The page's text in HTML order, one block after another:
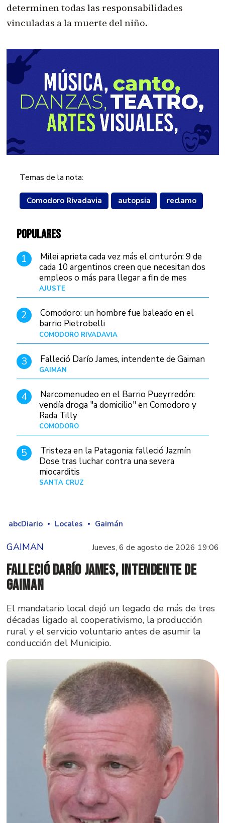
determinen todas las responsabilidades
vinculadas a la muerte del niño.
Temas de la nota:
Comodoro Rivadavia autopsia reclamo
POPULARES
1
Milei aprieta cada vez más el cinturón: 9 de
cada 10 argentinos creen que necesitan dos
empleos o más para llegar a fin de mes
AJUSTE
2
Comodoro: un hombre fue baleado en el
barrio Pietrobelli
COMODORO RIVADAVIA
3 Falleció Darío James, intendente de Gaiman
GAIMAN
4
Narcomenudeo en el Barrio Pueyrredón:
vendía droga "a domicilio" en Comodoro y
Rada Tilly
COMODORO
5
Tristeza en la Patagonia: falleció Jazmín
Dose tras luchar contra una severa
miocarditis
SANTA CRUZ
abcDiario Locales Gaimán
GAIMAN Jueves, 6 de agosto de 2026 19:06
Falleció Darío James, intendente de
Gaiman
El mandatario local dejó un legado de más de tres
décadas ligado al cooperativismo, la producción
rural y el servicio voluntario antes de asumir la
conducción del Municipio.